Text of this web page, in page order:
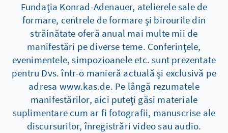
Fundaţia Konrad-Adenauer, atelierele sale de
formare, centrele de formare şi birourile din
străinătate oferă anual mai multe mii de
manifestări pe diverse teme. Conferinţele,
evenimentele, simpozioanele etc. sunt prezentate
pentru Dvs. într-o manieră actuală şi exclusivă pe
adresa www.kas.de. Pe lângă rezumatele
manifestărilor, aici puteţi găsi materiale
suplimentare cum ar fi fotografii, manuscrise ale
discursurilor, înregistrări video sau audio.